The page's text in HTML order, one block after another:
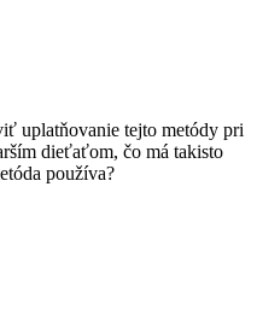
uplatňovanie tejto metódy pri
dieťaťom, čo má takisto
používa?